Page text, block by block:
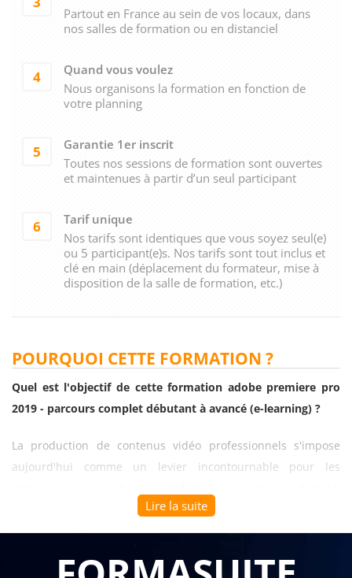
Partout en France au sein de vos locaux, dans
nos salles de formation ou en distanciel
4
Quand vous voulez
Nous organisons la formation en fonction de
votre planning
5
Garantie 1er inscrit
Toutes nos sessions de formation sont ouvertes
et maintenues à partir d’un seul participant
6
Tarif unique
Nos tarifs sont identiques que vous soyez seul(e)
ou 5 participant(e)s. Nos tarifs sont tout inclus et
clé en main (déplacement du formateur, mise à
disposition de la salle de formation, etc.)
POURQUOI CETTE FORMATION ?
Quel est l'objectif de cette formation adobe premiere pro
2019 - parcours complet débutant à avancé (e-learning) ?
La production de contenus vidéo professionnels s'impose
aujourd'hui comme un levier incontournable pour les
communiquer efficacement sur les réseaux sociaux et
valoriser leur expertise à travers des formats dynamiques et
parcours complet débutant à avancé (e-learning)permet à
Lire la suite